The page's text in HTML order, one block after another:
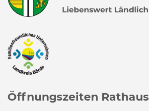
Öffnungszeiten Rathaus